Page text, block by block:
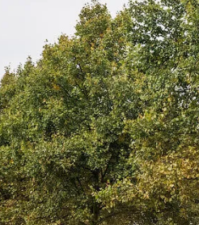
Идеальный Помощник На